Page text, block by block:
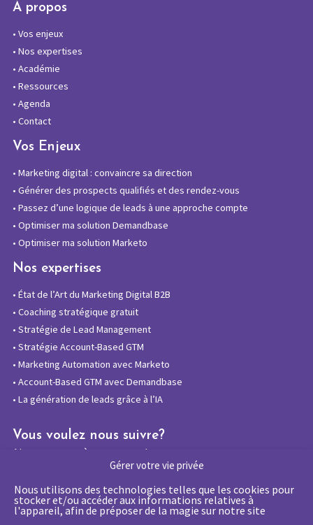
Gérer votre vie privée
Nous utilisons des technologies telles que les cookies pour
stocker et/ou accéder aux informations relatives à
l'appareil, afin de préposer de la magie sur notre site
À propos
• Vos enjeux
• Nos expertises
• Académie
• Ressources
• Agenda
• Contact
Vos Enjeux
• Marketing digital : convaincre sa direction
• Générer des prospects qualifiés et des rendez-vous
• Passez d’une logique de leads à une approche compte
• Optimiser ma solution Demandbase
• Optimiser ma solution Marketo
Nos expertises
• État de l’Art du Marketing Digital B2B
• Coaching stratégique gratuit
• Stratégie de Lead Management
• Stratégie Account-Based GTM
• Marketing Automation avec Marketo
• Account-Based GTM avec Demandbase
• La génération de leads grâce à l’IA
Vous voulez nous suivre?
Abonnez-vous à notre newsletter